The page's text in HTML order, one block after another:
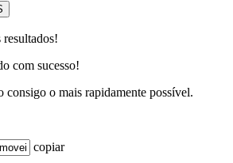
com sucesso!
consigo o mais rapidamente possível.
copiar